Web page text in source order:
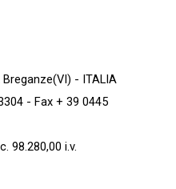
- ITALIA
- Fax + 39 0445
98.280,00 i.v.